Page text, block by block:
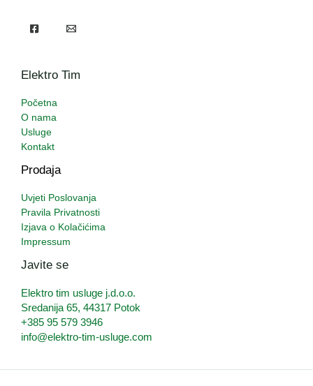
Elektro Tim
Početna
O nama
Usluge
Kontakt
Prodaja
Uvjeti Poslovanja
Pravila Privatnosti
Izjava o Kolačićima
Impressum
Javite se
Elektro tim usluge j.d.o.o.
Sredanija 65, 44317 Potok
+385 95 579 3946
info@elektro-tim-usluge.com